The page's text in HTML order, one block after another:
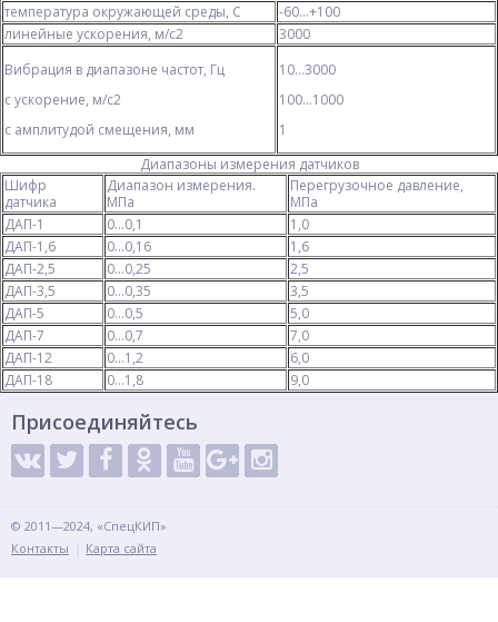
температура окружающей среды, С
-60...+100
линейные ускорения, м/с2
3000
Вибрация в диапазоне частот, Гц
с ускорение, м/с2
с амплитудой смещения, мм
10...3000
100...1000
1
Диапазоны измерения датчиков
Шифр
датчика
Диапазон измерения.
МПа
Перегрузочное давление,
МПа
ДАП-1
0...0,1
1,0
ДАП-1,6
0...0,16
1,6
ДАП-2,5
0...0,25
2,5
ДАП-3,5
0...0,35
3,5
ДАП-5
0...0,5
5,0
ДАП-7
0...0,7
7,0
ДАП-12
0...1,2
6,0
ДАП-18
0...1,8 9,0
Присоединяйтесь
© 2011—2024, «СпецКИП»
Контакты
Карта сайта